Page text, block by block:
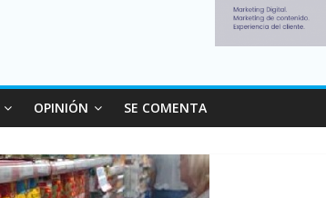
OPINIÓN SE COMENTA